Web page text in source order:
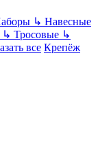
↳ Навесные
↳ Тросовые ↳
все Крепёж